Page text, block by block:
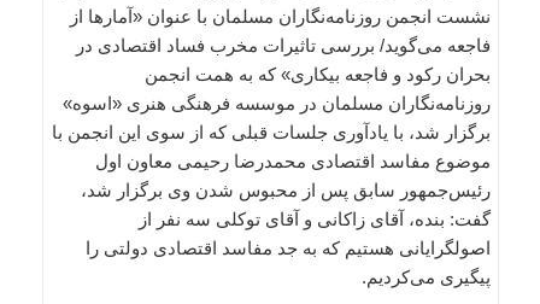
نشست انجمن روزنامه‌نگاران مسلمان با عنوان «آمارها از
فاجعه می‌گوید/ بررسی تاثیرات مخرب فساد اقتصادی در
بحران رکود و فاجعه بیکاری» که به همت انجمن
روزنامه‌نگاران مسلمان در موسسه فرهنگی هنری «اسوه»
برگزار شد، با یادآوری جلسات قبلی که از سوی این انجمن با
موضوع مفاسد اقتصادی محمدرضا رحیمی معاون اول
رئیس‌جمهور سابق پس از محبوس شدن وی برگزار شد،
گفت: بنده، آقای زاکانی و آقای توکلی سه نفر از
اصولگرایانی هستیم که به جد مفاسد اقتصادی دولتی را
پیگیری می‌کردیم.